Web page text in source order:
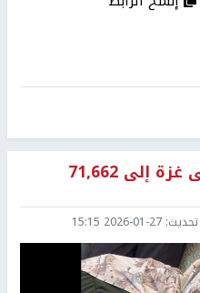
ارتفاع حصيلة العدوان على غزة إلى 71,662
تحديث: 2026-01-27 15:15